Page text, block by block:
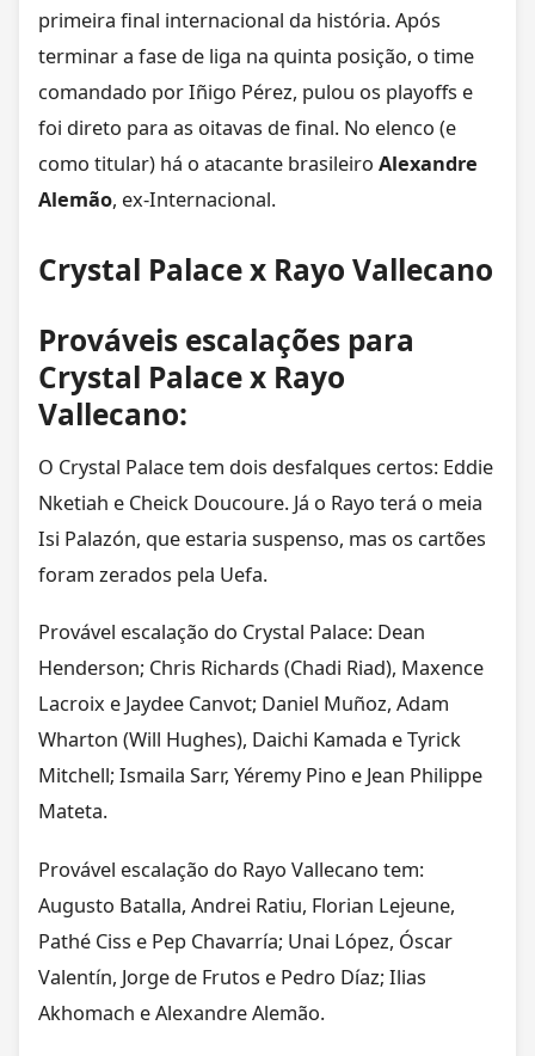
primeira final internacional da história. Após
terminar a fase de liga na quinta posição, o time
comandado por Iñigo Pérez, pulou os playoffs e
foi direto para as oitavas de final. No elenco (e
como titular) há o atacante brasileiro Alexandre
Alemão, ex-Internacional.
Crystal Palace x Rayo Vallecano
Prováveis escalações para
Crystal Palace x Rayo
Vallecano:
O Crystal Palace tem dois desfalques certos: Eddie
Nketiah e Cheick Doucoure. Já o Rayo terá o meia
Isi Palazón, que estaria suspenso, mas os cartões
foram zerados pela Uefa.
Provável escalação do Crystal Palace: Dean
Henderson; Chris Richards (Chadi Riad), Maxence
Lacroix e Jaydee Canvot; Daniel Muñoz, Adam
Wharton (Will Hughes), Daichi Kamada e Tyrick
Mitchell; Ismaila Sarr, Yéremy Pino e Jean Philippe
Mateta.
Provável escalação do Rayo Vallecano tem:
Augusto Batalla, Andrei Ratiu, Florian Lejeune,
Pathé Ciss e Pep Chavarría; Unai López, Óscar
Valentín, Jorge de Frutos e Pedro Díaz; Ilias
Akhomach e Alexandre Alemão.